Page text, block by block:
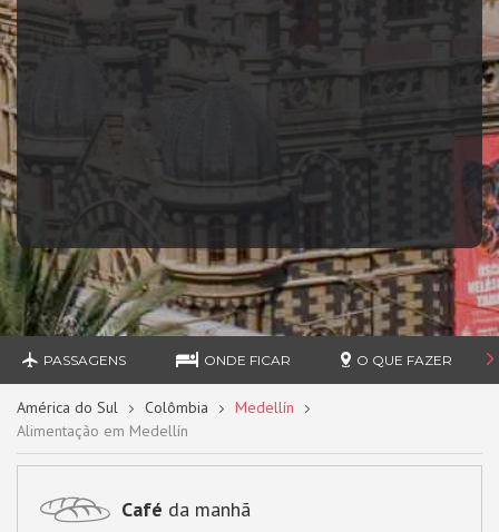
PASSAGENS ONDE FICAR O QUE FAZER
América do Sul Colômbia
Medellín
Alimentação em Medellín
Café da manhã